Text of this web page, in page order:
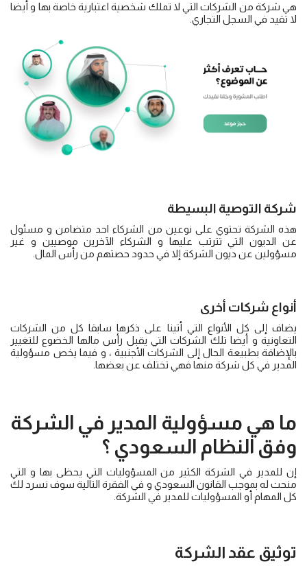
هي شركة من الشركات التي لا تملك شخصية اعتبارية خاصة بها و أيضا
لا تقيد في السجل التجاري.
شركة التوصية البسيطة
هذه الشركة تحتوي على نوعين من الشركاء احد متضامن و مسئول
عن الديون التي تترتب عليها و الشركاء الآخرين موصيين و غير
مسؤولين عن ديون الشركة إلا في حدود حصتهم من رأس المال.
أنواع شركات أخرى
يضاف إلى كل الأنواع التي أتينا على ذكرها سابقا كل من الشركات
التعاونية و أيضا تلك الشركات التي يقبل رأس مالها الخضوع للتغيير
بالإضافة بطبيعة الحال إلى الشركات الأجنبية ، و فيما يخص مسؤولية
المدير في كل شركة منها فهي تختلف عن بعضها.
ما هي مسؤولية المدير في الشركة
وفق النظام السعودي ؟
إن للمدير في الشركة الكثير من المسؤوليات التي يحظى بها و التي
منحت له بموجب القانون السعودي و في الفقرة التالية سوف نسرد لك
كل المهام أو المسؤوليات للمدير في الشركة.
توثيق عقد الشركة